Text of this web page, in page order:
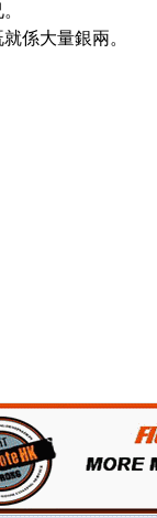
係大量銀兩。